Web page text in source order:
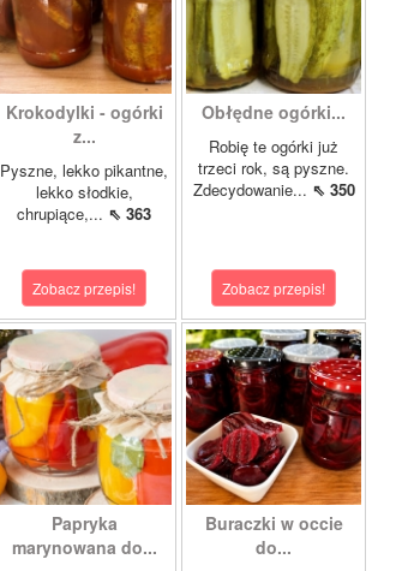
Krokodylki - ogórki
z...
Pyszne, lekko pikantne,
lekko słodkie,
chrupiące,... ⇖ 363
Zobacz przepis!
Obłędne ogórki...
Robię te ogórki już
trzeci rok, są pyszne.
Zdecydowanie... ⇖ 350
Zobacz przepis!
Papryka
marynowana do...
Buraczki w occie
do...